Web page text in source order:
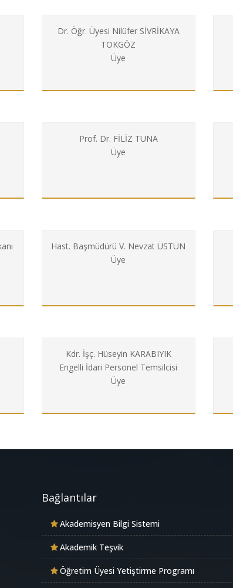
Dr. Öğr. Üyesi Nilüfer SİVRİKAYA
TOKGÖZ
Üye
Prof. Dr. FİLİZ TUNA
Üye
Hast. Başmüdürü V. Nevzat ÜSTÜN
Üye
Kdr. İşç. Hüseyin KARABIYIK
Engelli İdari Personel Temsilcisi
Üye
Bağlantılar
Akademisyen Bilgi Sistemi
Akademik Teşvik
Öğretim Üyesi Yetiştirme Programı